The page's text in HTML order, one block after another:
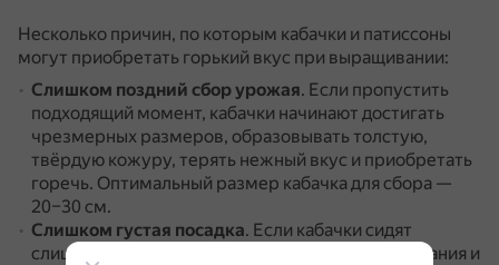
Несколько причин, по которым кабачки и патиссоны
могут приобретать горький вкус при выращивании:
Слишком поздний сбор урожая. Если пропустить
подходящий момент, кабачки начинают достигать
чрезмерных размеров, образовывать толстую,
твёрдую кожуру, терять нежный вкус и приобретать
горечь. Оптимальный размер кабачка для сбора —
20–30 см.
Слишком густая посадка. Если кабачки сидят
слишком близко друг к другу, им не хватает питания и